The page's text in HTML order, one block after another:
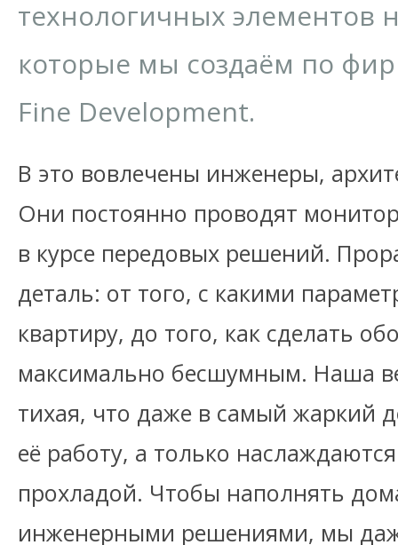
технологичных элементов
которые мы создаём по
Fine Development.
В это вовлечены инженеры,
Они постоянно проводят
в курсе передовых решений.
деталь: от того, с какими
квартиру, до того, как сделать
максимально бесшумным. Наша
тихая, что даже в самый жаркий
её работу, а только
прохладой. Чтобы наполнять
инженерными решениями, мы